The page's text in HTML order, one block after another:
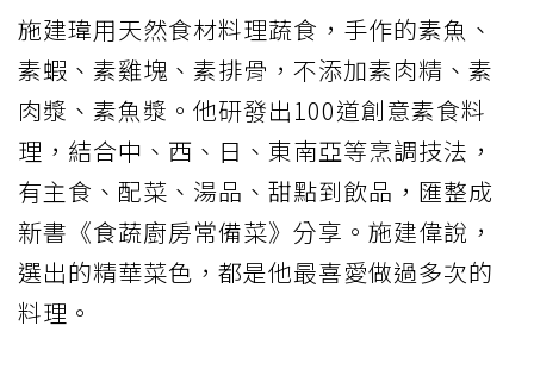
施建瑋用天然食材料理蔬食，手作的素魚、
素蝦、素雞塊、素排骨，不添加素肉精、素
肉漿、素魚漿。他研發出100道創意素食料
理，結合中、西、日、東南亞等烹調技法，
有主食、配菜、湯品、甜點到飲品，匯整成
新書《食蔬廚房常備菜》分享。施建偉說，
選出的精華菜色，都是他最喜愛做過多次的
料理。